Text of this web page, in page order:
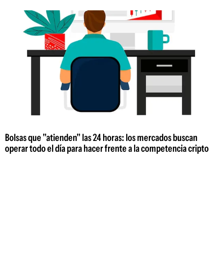
Bolsas que "atienden" las 24 horas: los mercados buscan
operar todo el día para hacer frente a la competencia cripto